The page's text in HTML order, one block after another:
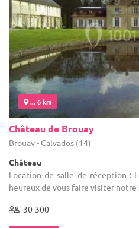
... 6 km
Château de Brouay
Brouay - Calvados (14)
Château
Location de salle de réception :
heureux de vous faire visiter notre
30-300